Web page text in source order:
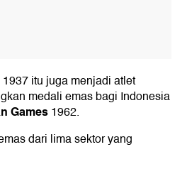
itu juga menjadi atlet
medali emas bagi Indonesia
Games1962.
dari lima sektor yang